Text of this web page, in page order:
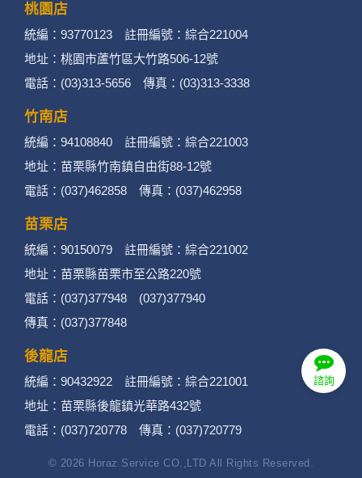
諮詢
桃園店
統編：93770123 註冊編號：綜合221004
地址：桃園市蘆竹區大竹路506-12號
電話：(03)313-5656 傳真：(03)313-3338
竹南店
統編：94108840 註冊編號：綜合221003
地址：苗栗縣竹南鎮自由街88-12號
電話：(037)462858 傳真：(037)462958
苗栗店
統編：90150079 註冊編號：綜合221002
地址：苗栗縣苗栗市至公路220號
電話：(037)377948 (037)377940
傳真：(037)377848
後龍店
統編：90432922 註冊編號：綜合221001
地址：苗栗縣後龍鎮光華路432號
電話：(037)720778 傳真：(037)720779
© 2026 Horaz Service CO.,LTD All Rights Reserved.